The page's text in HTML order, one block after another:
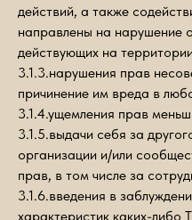
действий, а также
направлены на нарушение
действующих на
3.1.3.нарушения прав
причинение им вреда в
3.1.4.ущемления прав
3.1.5.выдачи себя за
организации и/или
прав, в том числе за
3.1.6.введения в
характеристик каких-либо